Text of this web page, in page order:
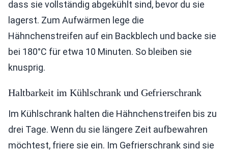
dass sie vollständig abgekühlt sind, bevor du sie
lagerst. Zum Aufwärmen lege die
Hähnchenstreifen auf ein Backblech und backe sie
bei 180°C für etwa 10 Minuten. So bleiben sie
knusprig.
Haltbarkeit im Kühlschrank und Gefrierschrank
Im Kühlschrank halten die Hähnchenstreifen bis zu
drei Tage. Wenn du sie längere Zeit aufbewahren
möchtest, friere sie ein. Im Gefrierschrank sind sie